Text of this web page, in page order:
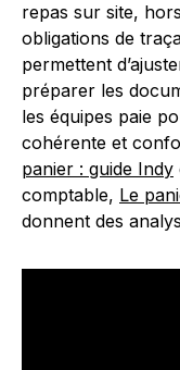
repas sur site,
obligations de
permettent
préparer les
les équipes paie
cohérente et
panier : guide Indy
comptable, Le
donnent des